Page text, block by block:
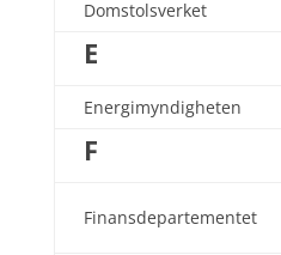
Domstolsverket
E
Energimyndigheten
F
Finansdepartementet